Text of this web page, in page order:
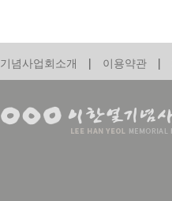
기념사업회소개 | 이용약관 |